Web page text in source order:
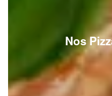
Nos